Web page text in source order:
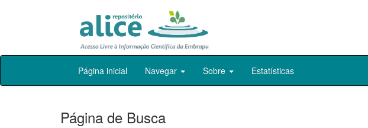
Skip
Página inicial Navegar Sobre Estatísticas
Página de Busca